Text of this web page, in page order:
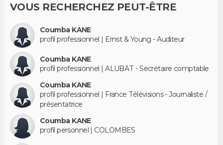
VOUS RECHERCHEZ PEUT-ÊTRE
Coumba KANE
profil professionnel | Ernst & Young - Auditeur
Coumba KANE
profil professionnel | ALUBAT - Secrétaire comptable
Coumba KANE
profil professionnel | France Télévisions - Journaliste /
présentatrice
Coumba KANE
profil personnel | COLOMBES